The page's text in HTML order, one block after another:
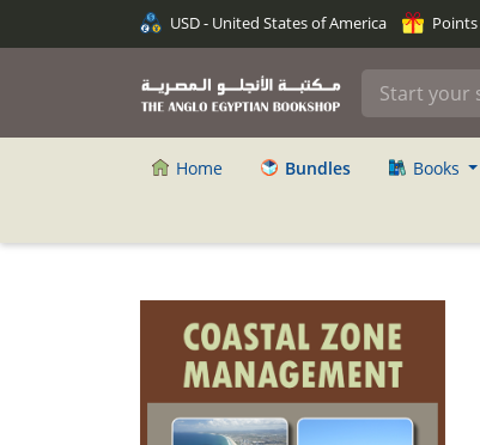
USD - United States of America Points
Home Bundles Books